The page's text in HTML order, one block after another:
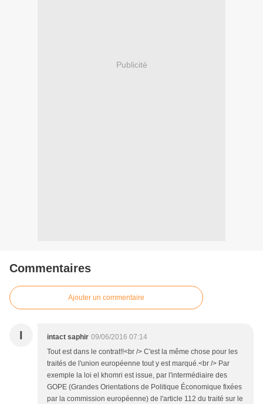
Publicité
Commentaires
Ajouter un commentaire
I intact saphir 09/06/2016 07:14
Tout est dans le contrat!!<br /> C'est la même chose pour les
traités de l'union européenne tout y est marqué.<br /> Par
exemple la loi el khomri est issue, par l'intermédiaire des
GOPE (Grandes Orientations de Politique Économique fixées
par la commission européenne) de l'article 112 du traité sur le